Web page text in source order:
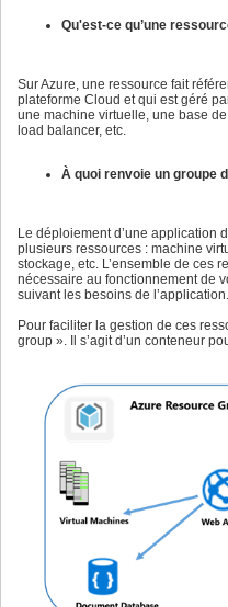
Qu'est-ce qu’une
Sur Azure, une ressource fait
plateforme Cloud et qui est géré
une machine virtuelle, une base
load balancer, etc.
À quoi renvoie un groupe
Le déploiement d’une application
plusieurs ressources : machine
stockage, etc. L’ensemble de ces
nécessaire au fonctionnement de
suivant les besoins de l’application.
Pour faciliter la gestion de ces
group ». Il s’agit d’un conteneur